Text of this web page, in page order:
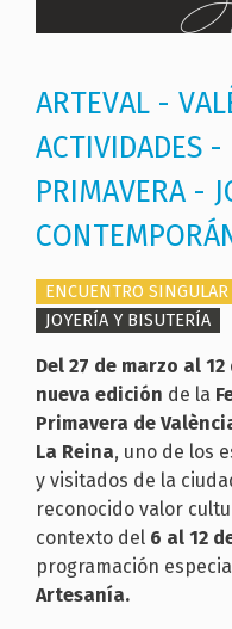
ARTEVAL -
ACTIVIDADES
PRIMAVERA -
ENCUENTRO SINGULAR
JOYERÍA Y BISUTERÍA
Del 27 de marzo al
nueva edición de la
Primavera de
La Reina, uno de los
y visitados de la
reconocido valor
contexto del 6 al 12
programación
Artesanía.